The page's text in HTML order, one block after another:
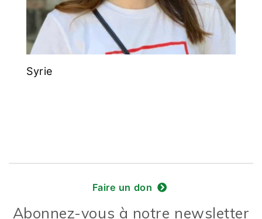
Syrie
Faire un don
Abonnez-vous à notre newsletter